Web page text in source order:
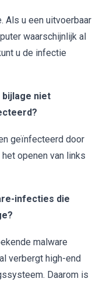
Als u een uitvoerbaar
waarschijnlijk al
u de infectie
bijlage niet
geïnfecteerd door
openen van links
infecties die
malware
verbergt high-end
Daarom is